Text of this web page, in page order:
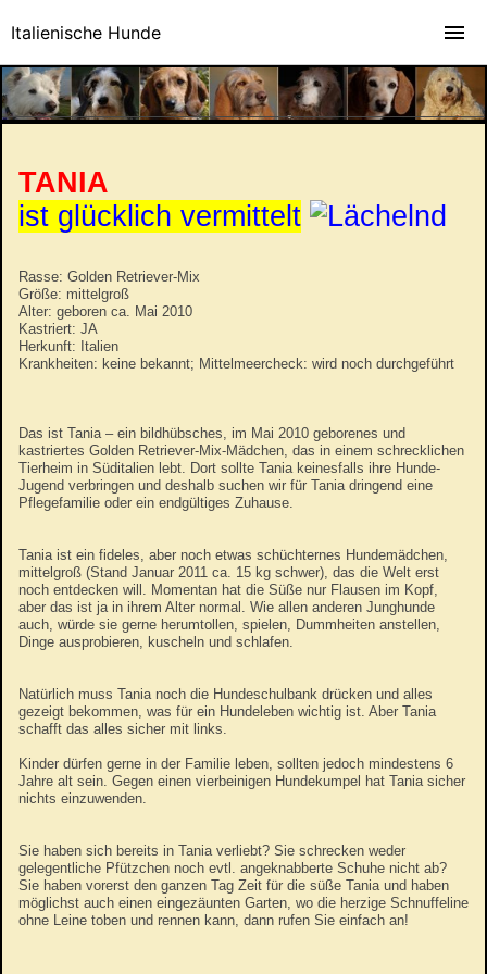
TANIA
ist glücklich vermittelt
Rasse: Golden Retriever-Mix
Größe: mittelgroß
Alter: geboren ca. Mai 2010
Kastriert: JA
Herkunft: Italien
Krankheiten: keine bekannt; Mittelmeercheck: wird noch durchgeführt
Das ist Tania – ein bildhübsches, im Mai 2010 geborenes und
kastriertes Golden Retriever-Mix-Mädchen, das in einem schrecklichen
Tierheim in Süditalien lebt. Dort sollte Tania keinesfalls ihre Hunde-
Jugend verbringen und deshalb suchen wir für Tania dringend eine
Pflegefamilie oder ein endgültiges Zuhause.
Tania ist ein fideles, aber noch etwas schüchternes Hundemädchen,
mittelgroß (Stand Januar 2011 ca. 15 kg schwer), das die Welt erst
noch entdecken will. Momentan hat die Süße nur Flausen im Kopf,
aber das ist ja in ihrem Alter normal. Wie allen anderen Junghunde
auch, würde sie gerne herumtollen, spielen, Dummheiten anstellen,
Dinge ausprobieren, kuscheln und schlafen.
Natürlich muss Tania noch die Hundeschulbank drücken und alles
gezeigt bekommen, was für ein Hundeleben wichtig ist. Aber Tania
schafft das alles sicher mit links.
Kinder dürfen gerne in der Familie leben, sollten jedoch mindestens 6
Jahre alt sein. Gegen einen vierbeinigen Hundekumpel hat Tania sicher
nichts einzuwenden.
Sie haben sich bereits in Tania verliebt? Sie schrecken weder
gelegentliche Pfützchen noch evtl. angeknabberte Schuhe nicht ab?
Sie haben vorerst den ganzen Tag Zeit für die süße Tania und haben
möglichst auch einen eingezäunten Garten, wo die herzige Schnuffeline
ohne Leine toben und rennen kann, dann rufen Sie einfach an!
Italienische Hunde